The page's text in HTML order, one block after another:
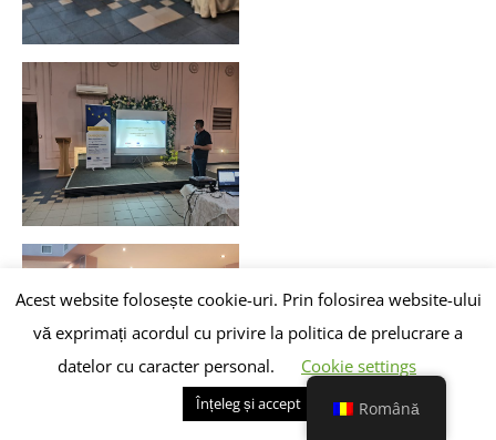
Acest website folosește cookie-uri. Prin folosirea website-ului
vă exprimați acordul cu privire la politica de prelucrare a
datelor cu caracter personal.
Cookie settings
Înțeleg și accept Română